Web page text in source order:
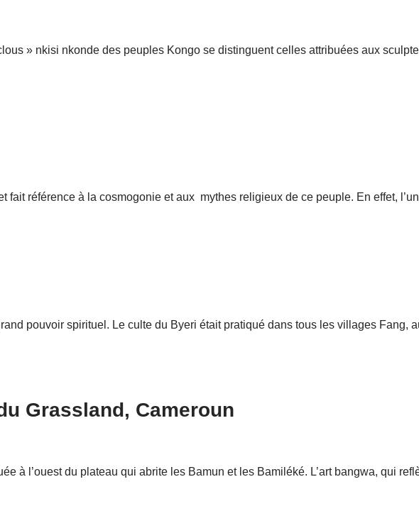
» nkisi nkonde des peuples Kongo se distinguent celles attribuées aux
fait référence à la cosmogonie et aux mythes religieux de ce peuple. En effet,
pouvoir spirituel. Le culte du Byeri était pratiqué dans tous les villages Fang,
Grassland, Cameroun
à l’ouest du plateau qui abrite les Bamun et les Bamiléké. L’art bangwa, qui